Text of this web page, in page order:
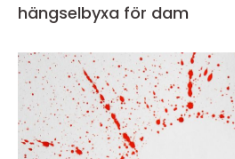
hängselbyxa för dam